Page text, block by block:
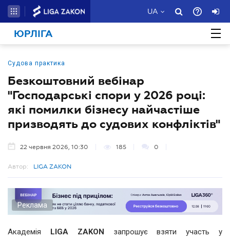
UA
ЮРЛІГА
Судова практика
Безкоштовний вебінар
"Господарські спори у 2026 році:
які помилки бізнесу найчастіше
призводять до судових конфліктів"
22 червня 2026, 10:30 185 0
Автор: LIGA ZAKON
Реклама
Академія LIGA ZAKON запрошує взяти участь у